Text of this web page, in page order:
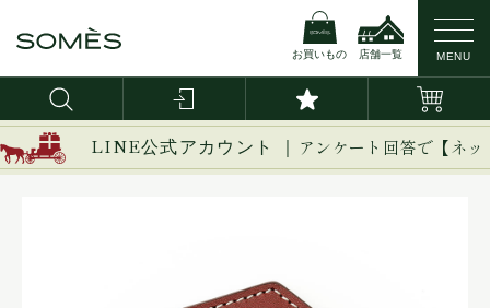
お買いもの 店舗一覧 MENU
LINE公式アカウント ｜ アンケート回答で【ネ